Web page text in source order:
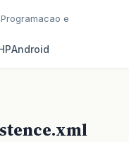
e
Android